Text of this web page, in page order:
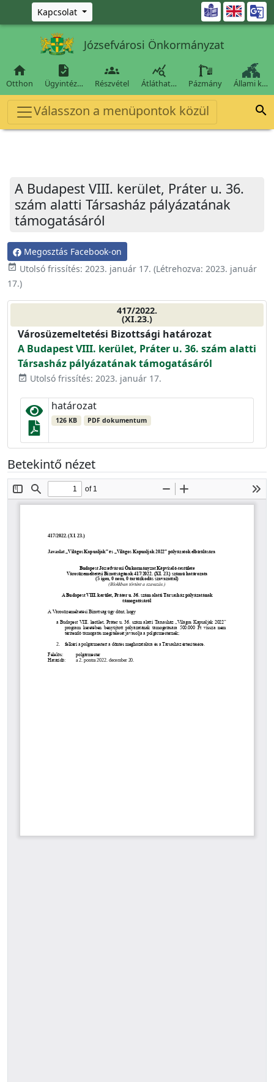
Ugrás a fő tartalomra
Kapcsolat 
Józsefvárosi Önkormányzat

Otthon

Ügyintéz…

Részvétel

Átláthat… Pázmány Állami k…
Válasszon a menüpontok közül 
A Budapest VIII. kerület, Práter u. 36.
szám alatti Társasház pályázatának
támogatásáról
Megosztás Facebook-on
event_available Utolsó frissítés: 2023. január 17. (Létrehozva: 2023. január
17.)
417/2022.
(XI.23.)
Városüzemeltetési Bizottsági határozat
A Budapest VIII. kerület, Práter u. 36. szám alatti
Társasház pályázatának támogatásáról
event_available Utolsó frissítés: 2023. január 17.
határozat
126 KB PDF dokumentum
Betekintő nézet